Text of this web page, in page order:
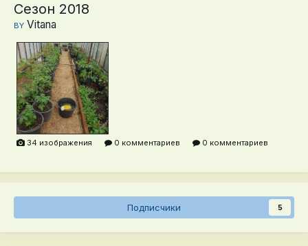
Сезон 2018
BY Vitana
34 изображения 0 комментариев 0 комментариев
Подписчики 5